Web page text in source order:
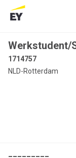
Werkstudent/
1714757
NLD-Rotterdam